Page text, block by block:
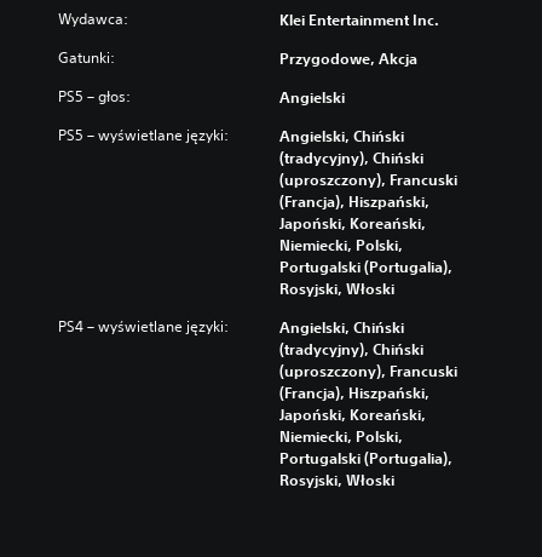
Wydawca: Klei Entertainment Inc.
Gatunki: Przygodowe, Akcja
PS5 – głos: Angielski
PS5 – wyświetlane języki:
Angielski, Chiński
(tradycyjny), Chiński
(uproszczony), Francuski
(Francja), Hiszpański,
Japoński, Koreański,
Niemiecki, Polski,
Portugalski (Portugalia),
Rosyjski, Włoski
PS4 – wyświetlane języki:
Angielski, Chiński
(tradycyjny), Chiński
(uproszczony), Francuski
(Francja), Hiszpański,
Japoński, Koreański,
Niemiecki, Polski,
Portugalski (Portugalia),
Rosyjski, Włoski